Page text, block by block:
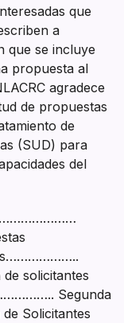
que
a
que se incluye
propuesta al
agradece
de propuestas
de
(SUD) para
del
solicitantes
Segunda
Solicitantes